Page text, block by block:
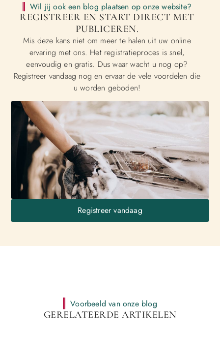
Wil jij ook een blog plaatsen op onze website?
REGISTREER EN START DIRECT MET
PUBLICEREN.
Mis deze kans niet om meer te halen uit uw online
ervaring met ons. Het registratieproces is snel,
eenvoudig en gratis. Dus waar wacht u nog op?
Registreer vandaag nog en ervaar de vele voordelen die
u worden geboden!
Registreer vandaag
Voorbeeld van onze blog
GERELATEERDE ARTIKELEN